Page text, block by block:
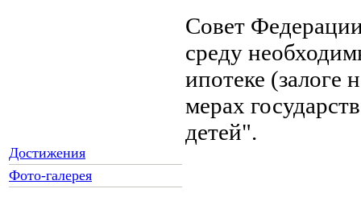
Достижения
Фото-галерея
Совет
среду
ипотеке
мерах
детей".